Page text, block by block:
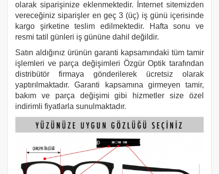
olarak siparişinize eklenmektedir. İnternet sitemizden
vereceğiniz siparişler en geç 3 (üç) iş günü içerisinde
kargo şirketine teslim edilmektedir. Hafta sonu ve
resmi tatil günleri iş gününe dahil değildir.
Satın aldığınız ürünün garanti kapsamındaki tüm tamir
işlemleri ve parça değişimleri Özgür Optik tarafından
distribütör firmaya gönderilerek ücretsiz olarak
yaptırılmaktadır. Garanti kapsamına girmeyen tamir,
bakım ve parça değişimi gibi hizmetler size özel
indirimli fiyatlarla sunulmaktadır.